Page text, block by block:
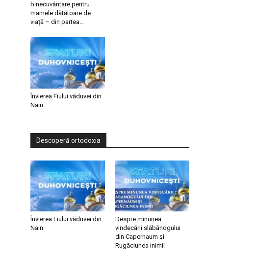
binecuvântare pentru
mamele dătătoare de
viață – din partea...
Învierea Fiului văduvei din
Nain
Descoperă ortodoxia
Învierea Fiului văduvei din
Nain
Despre minunea
vindecării slăbănogului
din Capernaum și
Rugăciunea inimii